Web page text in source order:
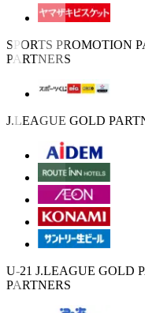
SPORTS PROMOTION
PARTNERS
J.LEAGUE GOLD
U-21 J.LEAGUE GOLD
PARTNERS